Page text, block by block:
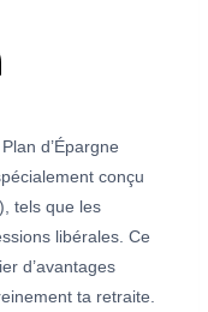
d’Épargne
conçu
tels que les
libérales. Ce
d’avantages
ta retraite.